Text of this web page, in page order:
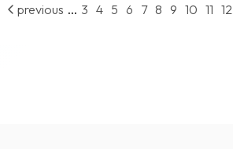
previous ... 3 4 5 6 7 8 9 10 11 12